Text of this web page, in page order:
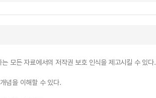
모든 자료에서의 저작권 보호 인식을 제고시킬 수 있다.
념을 이해할 수 있다.